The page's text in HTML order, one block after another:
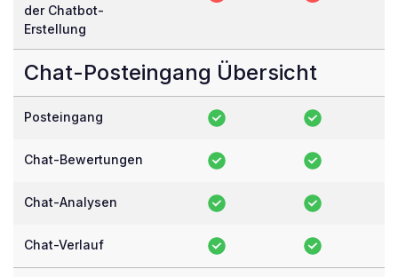
der Chatbot-
Erstellung
Chat-Posteingang Übersicht
Posteingang
Chat-Bewertungen
Chat-Analysen
Chat-Verlauf